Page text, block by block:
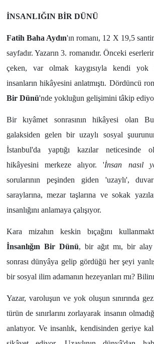
İNSANLIĞIN BİR DÜNÜ
Fatih Baha Aydın'ın romanı, 12 X 19,5
sayfadır. Yazarın 3. romanıdır. Önceki
çeken, var olmak kaygısıyla kendi yok
insanların hikâyesini anlatmıştı. Dördüncü
Bir Dünü'nde yokluğun gelişimini tâkip
Bir kıyâmet sonrasının hikâyesi olan
galaksiden gelen bir uzaylı sosyal
İstanbul'da yaptığı kazılar neticesinde
hikâyesini merkeze alıyor. 'İnsan nasıl
sorularının peşinden giden 'uzaylı',
saraylarına, mezar taşlarına ve sokak
insanlığını anlamaya çalışıyor.
Kara mizahın keskin bıçağını
İnsanlığın Bir Dünü, bir ağıt mı, bir alay
sonrası dünyâya gelip gördüğü her şeyi
bir sosyal ilim adamanın hezeyanları mı?
Yazar, varoluşun ve yok oluşun sınırında
türün de sınırlarını zorlayarak insanın
anlatıyor. Ve insanlık, kendisinden geriye